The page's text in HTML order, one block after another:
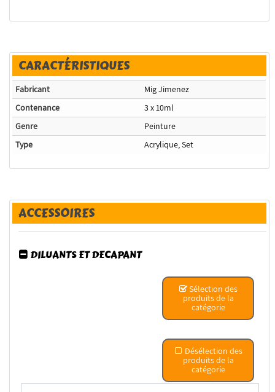
CARACTÉRISTIQUES
Fabricant
Mig Jimenez
Contenance
3 x 10ml
Genre
Peinture
Type
Acrylique, Set
ACCESSOIRES
DILUANTS ET DECAPANT
Sélection des
produits de la
catégorie
Désélection des
produits de la
catégorie